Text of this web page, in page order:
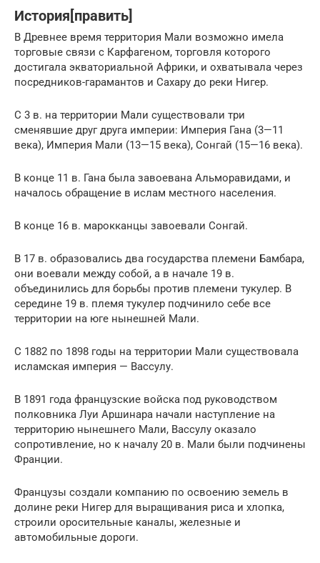
История[править]
В Древнее время территория Мали возможно имела
торговые связи с Карфагеном, торговля которого
достигала экваториальной Африки, и охватывала через
посредников-гарамантов и Сахару до реки Нигер.
С 3 в. на территории Мали существовали три
сменявшие друг друга империи: Империя Гана (3—11
века), Империя Мали (13—15 века), Сонгай (15—16 века).
В конце 11 в. Гана была завоевана Альморавидами, и
началось обращение в ислам местного населения.
В конце 16 в. марокканцы завоевали Сонгай.
В 17 в. образовались два государства племени Бамбара,
они воевали между собой, а в начале 19 в.
объединились для борьбы против племени тукулер. В
середине 19 в. племя тукулер подчинило себе все
территории на юге нынешней Мали.
С 1882 по 1898 годы на территории Мали существовала
исламская империя — Вассулу.
В 1891 года французские войска под руководством
полковника Луи Аршинара начали наступление на
территорию нынешнего Мали, Вассулу оказало
сопротивление, но к началу 20 в. Мали были подчинены
Франции.
Французы создали компанию по освоению земель в
долине реки Нигер для выращивания риса и хлопка,
строили оросительные каналы, железные и
автомобильные дороги.